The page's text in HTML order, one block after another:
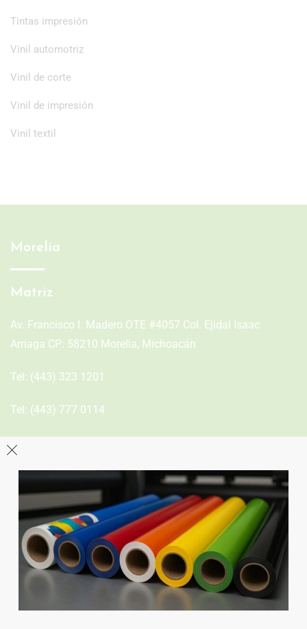
Tintas impresión
Vinil automotriz
Vinil de corte
Vinil de impresión
Vinil textil
Morelia
Matriz
Av. Francisco I. Madero OTE #4057 Col. Ejidal Isaac
Arriaga CP: 58210 Morelia, Michoacán
Tel: (443) 323 1201
Tel: (443) 777 0114
León
Sucursal
Av del Astillero 129 Centro bodeguero Las Trojes León,
Guanajuato
Tel:(477) 776 8994